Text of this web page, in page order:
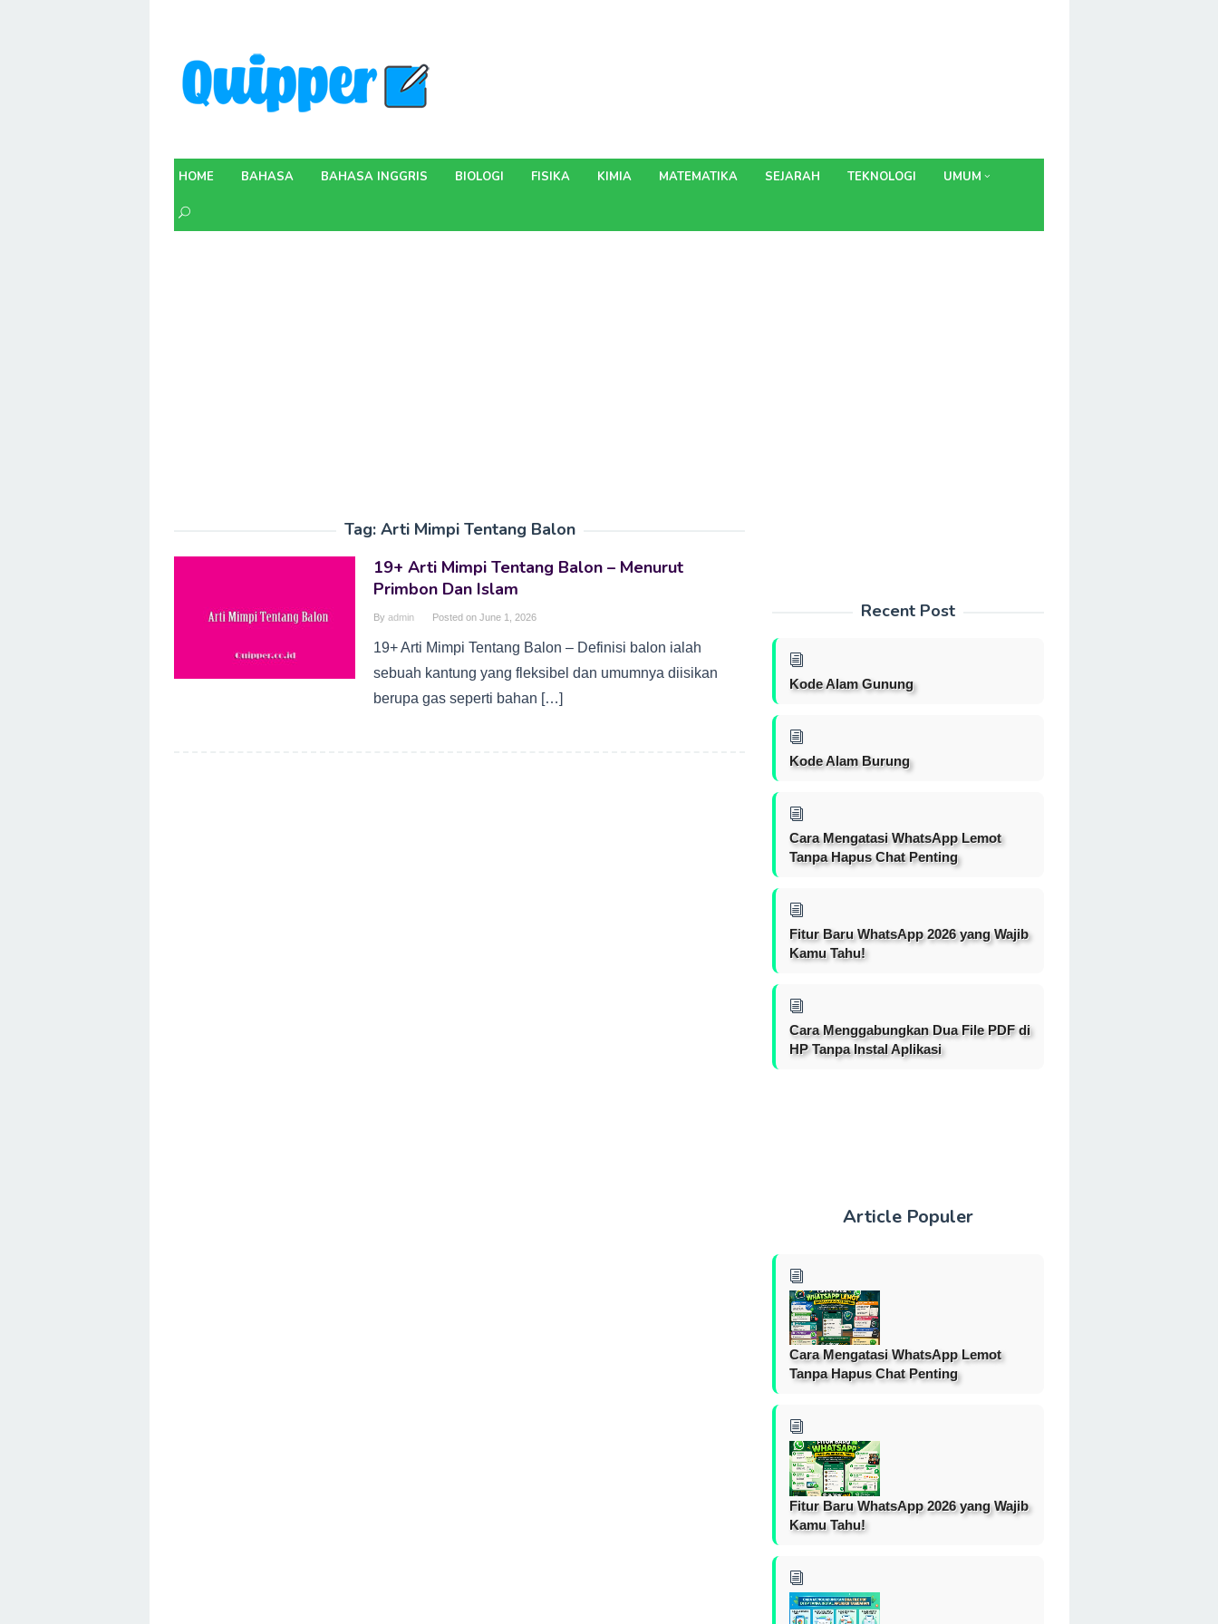
content
HOME BAHASA BAHASA INGGRIS BIOLOGI FISIKA KIMIA MATEMATIKA SEJARAH TEKNOLOGI UMUM
Tag: Arti Mimpi Tentang Balon
19+ Arti Mimpi Tentang Balon – Menurut
Primbon Dan Islam
By admin Posted on June 1, 2026
19+ Arti Mimpi Tentang Balon – Definisi balon ialah
sebuah kantung yang fleksibel dan umumnya diisikan
berupa gas seperti bahan […]
Recent Post
Kode Alam Gunung
Kode Alam Burung
Cara Mengatasi WhatsApp Lemot
Tanpa Hapus Chat Penting
Fitur Baru WhatsApp 2026 yang Wajib
Kamu Tahu!
Cara Menggabungkan Dua File PDF di
HP Tanpa Instal Aplikasi
Article Populer
Cara Mengatasi WhatsApp Lemot
Tanpa Hapus Chat Penting
Fitur Baru WhatsApp 2026 yang Wajib
Kamu Tahu!